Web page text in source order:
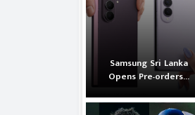
Samsung Sri Lanka
Opens Pre-orders...